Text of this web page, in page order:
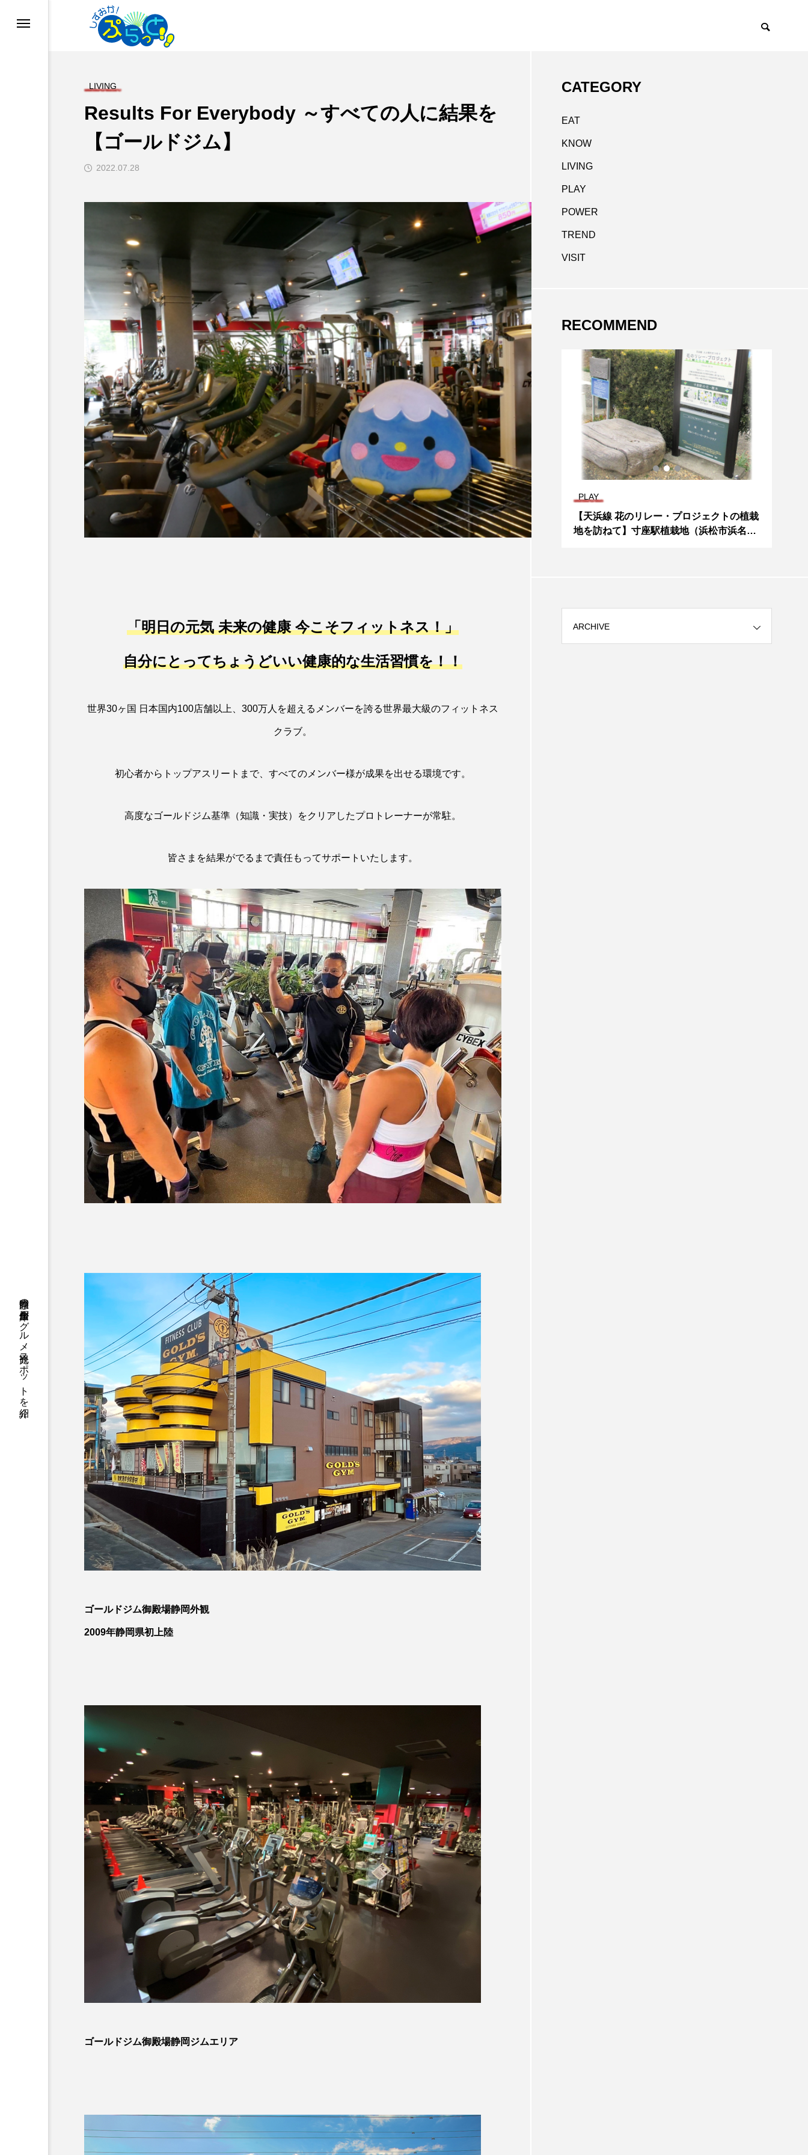
静岡県の信用金庫がグルメ観光スポットを紹介
LIVING
Results For Everybody ～すべての人に結果を
【ゴールドジム】
2022.07.28
「明日の元気 未来の健康 今こそフィットネス！」
自分にとってちょうどいい健康的な生活習慣を！！
世界30ヶ国 日本国内100店舗以上、300万人を超えるメンバーを誇る世界最大級のフィットネス
クラブ。
初心者からトップアスリートまで、すべてのメンバー様が成果を出せる環境です。
高度なゴールドジム基準（知識・実技）をクリアしたプロトレーナーが常駐。
皆さまを結果がでるまで責任もってサポートいたします。
ゴールドジム御殿場静岡外観
2009年静岡県初上陸
ゴールドジム御殿場静岡ジムエリア
CATEGORY
EAT
KNOW
LIVING
PLAY
POWER
TREND
VISIT
RECOMMEND
EAT
藤枝で出会う、洋食好き必見のあんかけス
パ【助宗食堂】
EAT
創業昭和元年。約100年の伝統がある老舗
和洋菓子店、ビアン正明堂
PLAY
【天浜線 花のリレー・プロジェクトの植栽
地を訪ねて】寸座駅植栽地（浜松市浜名
ARCHIVE